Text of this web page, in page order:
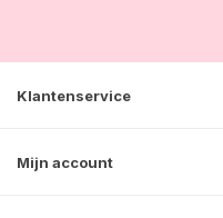
Klantenservice
Mijn account